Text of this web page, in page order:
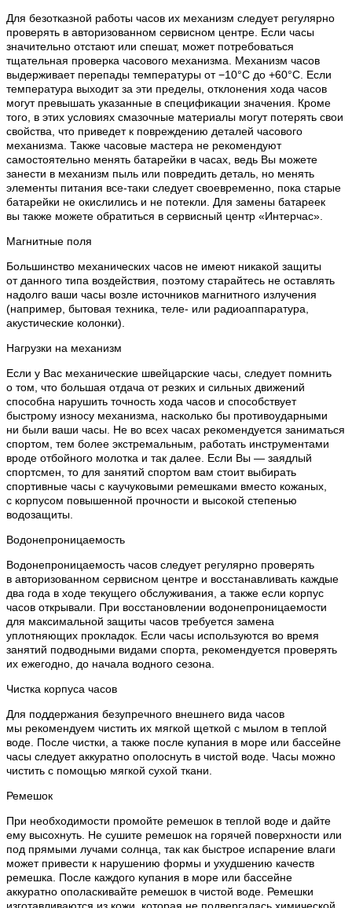
Для безотказной работы часов их механизм следует регулярно
проверять в авторизованном сервисном центре. Если часы
значительно отстают или спешат, может потребоваться
тщательная проверка часового механизма. Механизм часов
выдерживает перепады температуры от −10°C до +60°C. Если
температура выходит за эти пределы, отклонения хода часов
могут превышать указанные в спецификации значения. Кроме
того, в этих условиях смазочные материалы могут потерять свои
свойства, что приведет к повреждению деталей часового
механизма. Также часовые мастера не рекомендуют
самостоятельно менять батарейки в часах, ведь Вы можете
занести в механизм пыль или повредить деталь, но менять
элементы питания все-таки следует своевременно, пока старые
батарейки не окислились и не потекли. Для замены батареек
вы также можете обратиться в сервисный центр «Интерчас».
Магнитные поля
Большинство механических часов не имеют никакой защиты
от данного типа воздействия, поэтому старайтесь не оставлять
надолго ваши часы возле источников магнитного излучения
(например, бытовая техника, теле- или радиоаппаратура,
акустические колонки).
Нагрузки на механизм
Если у Вас механические швейцарские часы, следует помнить
о том, что большая отдача от резких и сильных движений
способна нарушить точность хода часов и способствует
быстрому износу механизма, насколько бы противоударными
ни были ваши часы. Не во всех часах рекомендуется заниматься
спортом, тем более экстремальным, работать инструментами
вроде отбойного молотка и так далее. Если Вы — заядлый
спортсмен, то для занятий спортом вам стоит выбирать
спортивные часы с каучуковыми ремешками вместо кожаных,
с корпусом повышенной прочности и высокой степенью
водозащиты.
Водонепроницаемость
Водонепроницаемость часов следует регулярно проверять
в авторизованном сервисном центре и восстанавливать каждые
два года в ходе текущего обслуживания, а также если корпус
часов открывали. При восстановлении водонепроницаемости
для максимальной защиты часов требуется замена
уплотняющих прокладок. Если часы используются во время
занятий подводными видами спорта, рекомендуется проверять
их ежегодно, до начала водного сезона.
Чистка корпуса часов
Для поддержания безупречного внешнего вида часов
мы рекомендуем чистить их мягкой щеткой с мылом в теплой
воде. После чистки, а также после купания в море или бассейне
часы следует аккуратно ополоснуть в чистой воде. Часы можно
чистить с помощью мягкой сухой ткани.
Ремешок
При необходимости промойте ремешок в теплой воде и дайте
ему высохнуть. Не сушите ремешок на горячей поверхности или
под прямыми лучами солнца, так как быстрое испарение влаги
может привести к нарушению формы и ухудшению качеств
ремешка. После каждого купания в море или бассейне
аккуратно ополаскивайте ремешок в чистой воде. Ремешки